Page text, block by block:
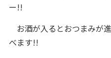
ー!!
お酒が入るとおつまみが
べます!!